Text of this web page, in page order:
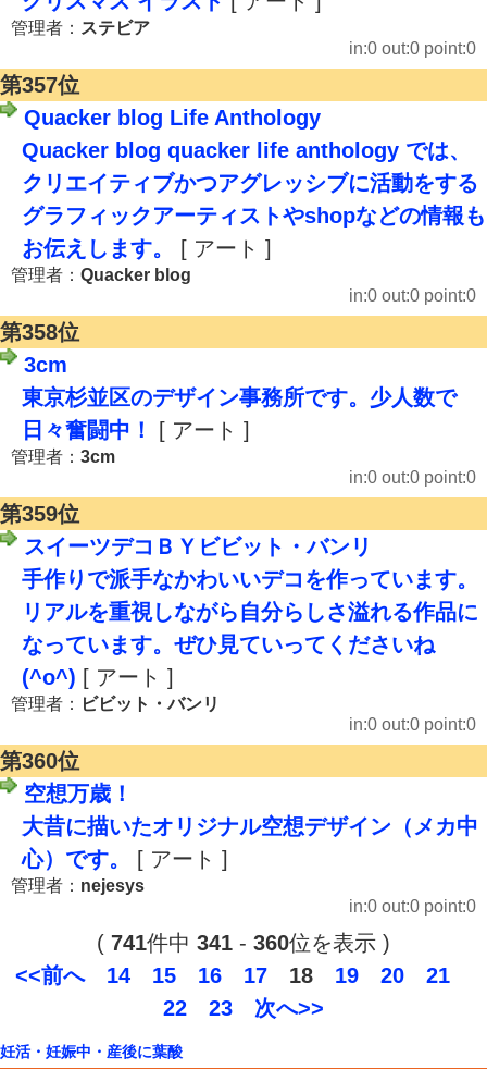
管理者： ステビア
in:0 out:0 point:0
第357位
Quacker blog Life Anthology
Quacker blog quacker life anthology では、
クリエイティブかつアグレッシブに活動をする
グラフィックアーティストやshopなどの情報も
お伝えします。
[ アート ]
管理者： Quacker blog
in:0 out:0 point:0
第358位
3cm
東京杉並区のデザイン事務所です。少人数で
日々奮闘中！
[ アート ]
管理者： 3cm
in:0 out:0 point:0
第359位
スイーツデコＢＹビビット・バンリ
手作りで派手なかわいいデコを作っています。
リアルを重視しながら自分らしさ溢れる作品に
なっています。ぜひ見ていってくださいね
(^o^) [ アート ]
管理者： ビビット・バンリ
in:0 out:0 point:0
第360位
空想万歳！
大昔に描いたオリジナル空想デザイン（メカ中
心）です。
[ アート ]
管理者： nejesys
in:0 out:0 point:0
( 741件中 341 - 360位を表示 )
<<前へ
14 15 16 17 18 19 20
21
22
23 次へ>>
妊活・妊娠中・産後に葉酸